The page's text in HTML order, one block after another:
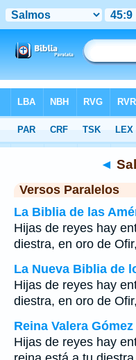
>Salmos Capítulo 45 > Verso 9
◄
Versos Paralelos
La Biblia de las
Hijas de reyes hay
diestra, en oro de
La Nueva Biblia de
Hijas de reyes hay
diestra, en oro de
Reina Valera Gómez
Hijas de reyes hay